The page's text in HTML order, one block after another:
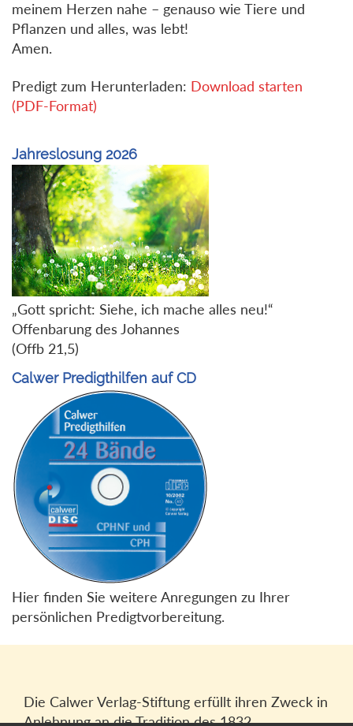
meinem Herzen nahe – genauso wie Tiere und
Pflanzen und alles, was lebt!
Amen.
Predigt zum Herunterladen: Download starten
(PDF-Format)
Jahreslosung 2026
„Gott spricht: Siehe, ich mache alles neu!“
Offenbarung des Johannes
(Offb 21,5)
Calwer Predigthilfen auf CD
Hier finden Sie weitere Anregungen zu Ihrer
persönlichen Predigtvorbereitung.
Die Calwer Verlag-Stiftung erfüllt ihren Zweck in
Anlehnung an die Tradition des 1832